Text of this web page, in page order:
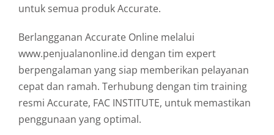
untuk semua produk Accurate.
Berlangganan Accurate Online melalui
www.penjualanonline.id dengan tim expert
berpengalaman yang siap memberikan pelayanan
cepat dan ramah. Terhubung dengan tim training
resmi Accurate, FAC INSTITUTE, untuk memastikan
penggunaan yang optimal.